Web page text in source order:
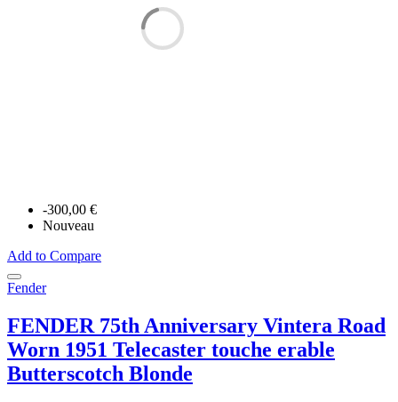
-300,00 €
Nouveau
Add to Compare
Fender
FENDER 75th Anniversary Vintera Road
Worn 1951 Telecaster touche erable
Butterscotch Blonde